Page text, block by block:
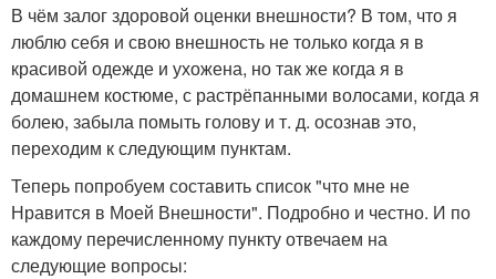
В чём залог здоровой оценки внешности? В том, что я
люблю себя и свою внешность не только когда я в
красивой одежде и ухожена, но так же когда я в
домашнем костюме, с растрёпанными волосами, когда я
болею, забыла помыть голову и т. д. осознав это,
переходим к следующим пунктам.
Теперь попробуем составить список "что мне не
Нравится в Моей Внешности". Подробно и честно. И по
каждому перечисленному пункту отвечаем на
следующие вопросы: